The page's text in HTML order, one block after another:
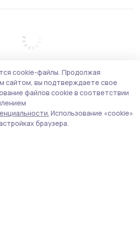
cookie-файлы. Продолжая
сайтом, вы подтверждаете свое
файлов cookie в соответствии
Использование «cookie»
браузера.